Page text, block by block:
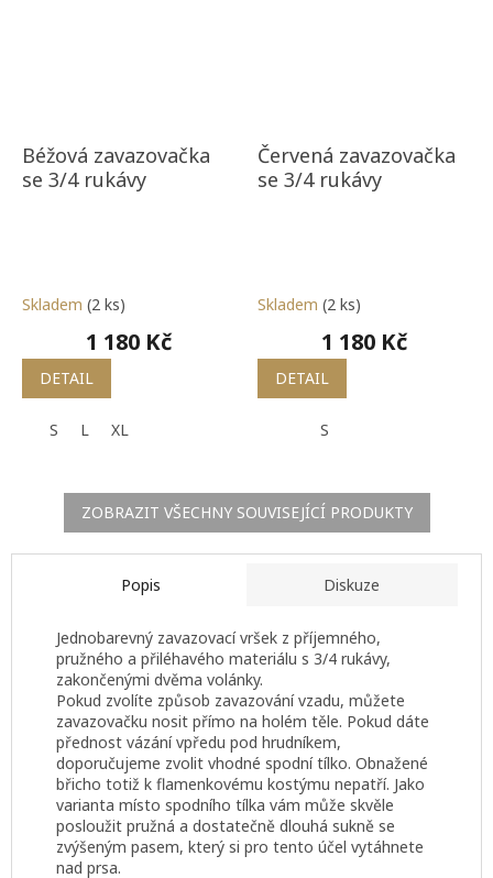
Béžová zavazovačka
se 3/4 rukávy
Skladem (2 ks)
1 180 Kč
DETAIL
S L XL
Červená zavazovačka
se 3/4 rukávy
Skladem (2 ks)
1 180 Kč
DETAIL
S
ZOBRAZIT VŠECHNY SOUVISEJÍCÍ PRODUKTY
Popis Diskuze
Jednobarevný zavazovací vršek z příjemného,
pružného a přiléhavého materiálu s 3/4 rukávy,
zakončenými dvěma volánky.
Pokud zvolíte způsob zavazování vzadu, můžete
zavazovačku nosit přímo na holém těle. Pokud dáte
přednost vázání vpředu pod hrudníkem,
doporučujeme zvolit vhodné spodní tílko. Obnažené
břicho totiž k flamenkovému kostýmu nepatří. Jako
varianta místo spodního tílka vám může skvěle
posloužit pružná a dostatečně dlouhá sukně se
zvýšeným pasem, který si pro tento účel vytáhnete
nad prsa.